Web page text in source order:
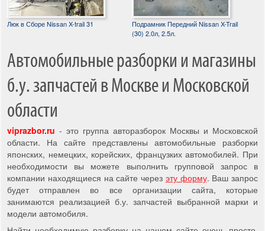
Люк в Сборе Nissan X-trail 31
Подрамник Передний Nissan X-Trail
(30) 2.0л, 2.5л.
Автомобильные разборки и магазины
б.у. запчастей в Москве и Московской
области
viprazbor.ru - это группа авторазборок Москвы и Московской
области. На сайте представлены автомобильные разборки
японских, немецких, корейских, французких автомобилей. При
необходимости вы можете выполнить групповой запрос в
компании находящиеся на сайте через эту форму. Ваш запрос
будет отправлен во все организации сайта, которые
занимаются реализацией б.у. запчастей выбранной марки и
модели автомобиля.